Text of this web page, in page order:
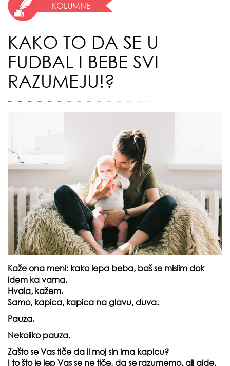
KOLUMNE
KAKO TO DA SE U
FUDBAL I BEBE SVI
RAZUMEJU!?
Kaže ona meni: kako lepa beba, baš se mislim dok
idem ka vama.
Hvala, kažem.
Samo, kapica, kapica na glavu, duva.
Pauza.
Nekoliko pauza.
Zašto se Vas tiče da li moj sin ima kapicu?
I to što je lep Vas se ne tiče, da se razumemo, ali ajde,